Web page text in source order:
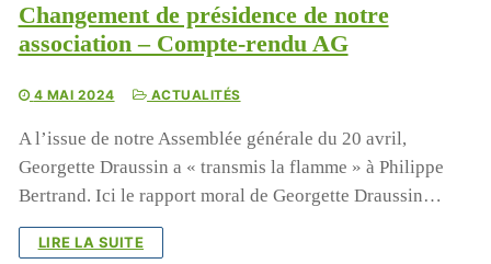
Changement de présidence de notre
association – Compte-rendu AG
4 MAI 2024 ACTUALITÉS
A l’issue de notre Assemblée générale du 20 avril,
Georgette Draussin a « transmis la flamme » à Philippe
Bertrand. Ici le rapport moral de Georgette Draussin…
LIRE LA SUITE